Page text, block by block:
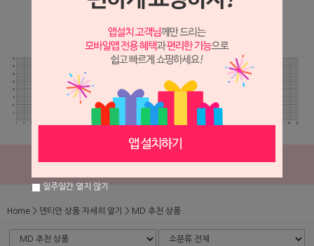
Home 덴티안 상품 자세히 알기 MD 추천 상품
일주일간 열지 않기